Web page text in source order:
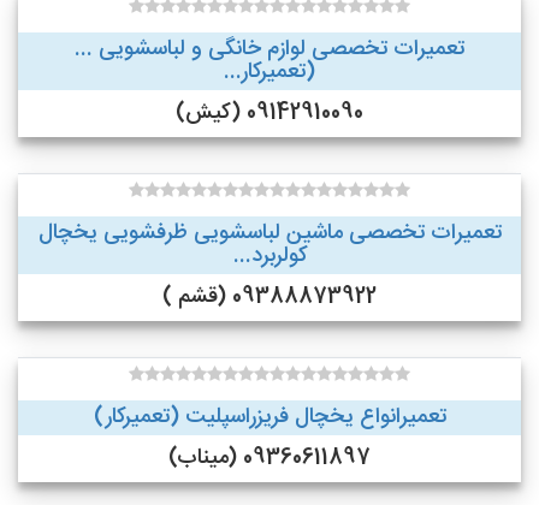
تعمیرات تخصصی لوازم خانگی و لباسشویی ...
(تعمیرکار...
09142910090 (کیش)
تعمیرات تخصصی ماشین لباسشویی ظرفشویی یخچال
کولربرد...
09388873922 (قشم )
تعمیرانواع یخچال فریزراسپلیت (تعمیرکار)
09360611897 (میناب)